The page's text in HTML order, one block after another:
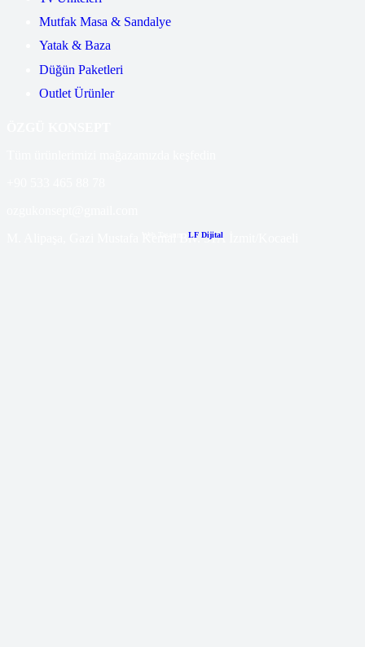
Mutfak Masa & Sandalye
Yatak & Baza
Düğün Paketleri
Outlet Ürünler
M. Alipaşa, Gazi Mustafa Kemal Blv. 51A İzmit/Kocaeli
LF Dijital